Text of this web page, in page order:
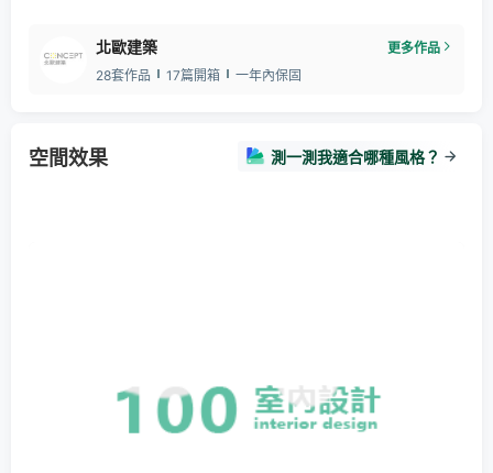
北歐建築
更多作品
28套作品
17篇開箱 一年內保固
空間效果 測一測我適合哪種風格？